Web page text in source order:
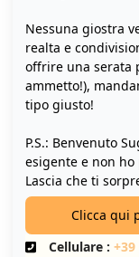
Nessuna giostra
realta e
offrire una serata
ammetto!),
tipo giusto!
P.S.: Benvenuto
esigente e non
Lascia che ti
Clicca qui
Cellulare :